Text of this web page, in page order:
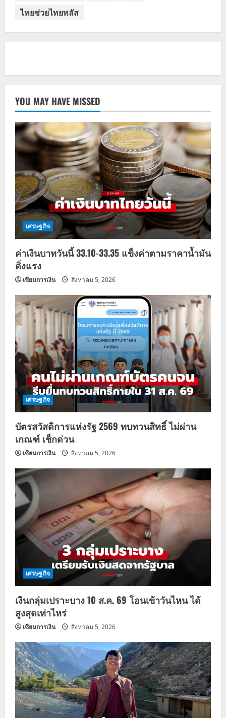
ไทยช่วยไทยพลัส
YOU MAY HAVE MISSED
เศรษฐกิจ
ค่าเงินบาทวันนี้ 33.10-33.35 แข็งค่าตามราคาน้ำมัน
ดิ่งแรง
เซียนการเงิน สิงหาคม 5, 2026
เศรษฐกิจ
บัตรสวัสดิการแห่งรัฐ 2569 ทบทวนสิทธิ์ ไม่ผ่าน
เกณฑ์ เช็กด่วน
เซียนการเงิน สิงหาคม 5, 2026
เศรษฐกิจ
เงินกลุ่มเปราะบาง 10 ส.ค. 69 โอนเข้าวันไหน ได้
สูงสุดเท่าไหร่
เซียนการเงิน สิงหาคม 5, 2026